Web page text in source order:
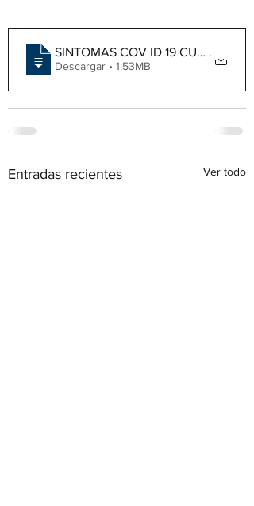
SINTOMAS COV ID 19 CURSO
.
Descargar • 1.53MB
Entradas recientes Ver todo